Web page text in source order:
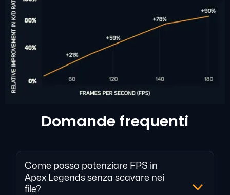
Domande frequenti
Come posso potenziare FPS in
Apex Legends senza scavare nei
file?